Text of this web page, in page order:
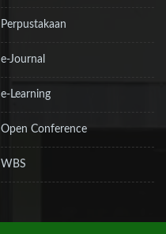
Perpustakaan
e-Journal
e-Learning
Open Conference
WBS